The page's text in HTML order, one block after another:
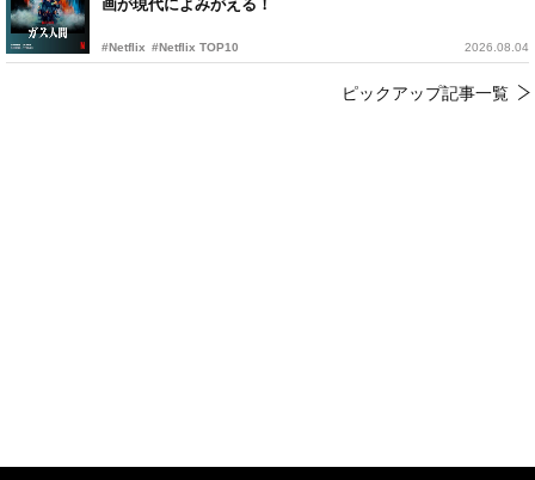
画が現代によみがえる！
#Netflix #Netflix TOP10 2026.08.04
ピックアップ記事一覧